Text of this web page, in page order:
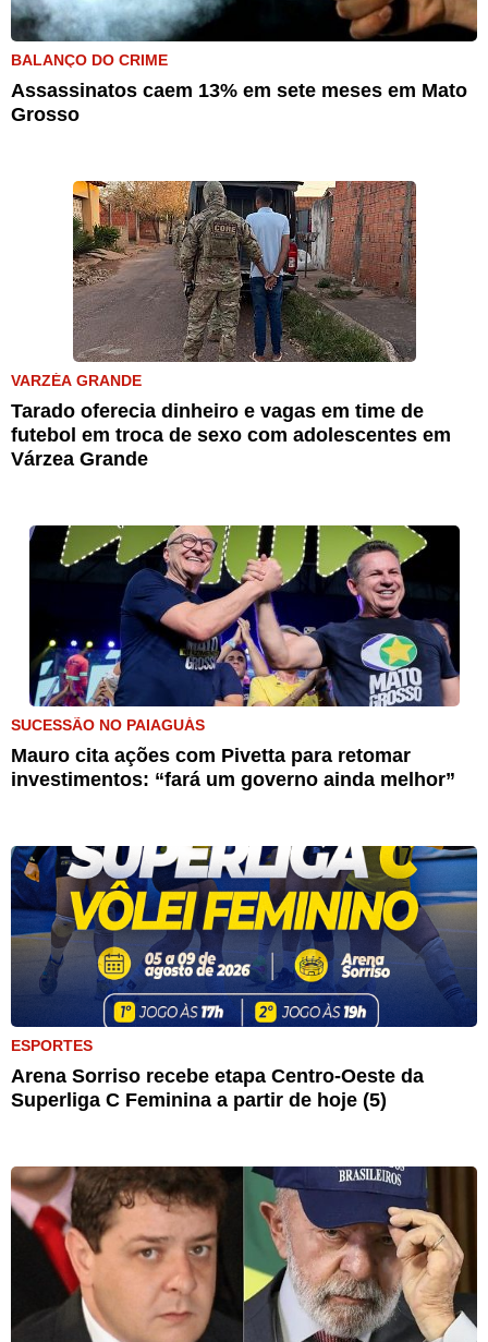
BALANÇO DO CRIME
Assassinatos caem 13% em sete meses em Mato
Grosso
VARZÉA GRANDE
Tarado oferecia dinheiro e vagas em time de
futebol em troca de sexo com adolescentes em
Várzea Grande
SUCESSÃO NO PAIAGUÁS
Mauro cita ações com Pivetta para retomar
investimentos: “fará um governo ainda melhor”
ESPORTES
Arena Sorriso recebe etapa Centro-Oeste da
Superliga C Feminina a partir de hoje (5)